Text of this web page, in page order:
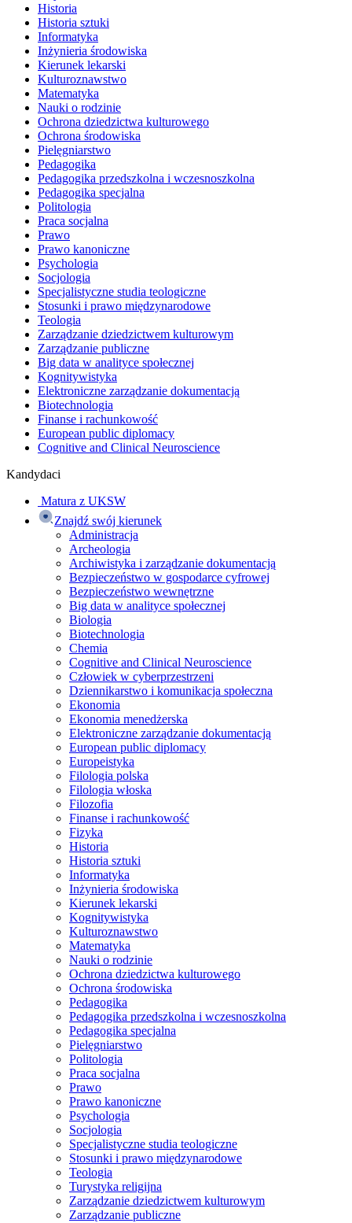
Historia
Historia sztuki
Informatyka
Inżynieria środowiska
Kierunek lekarski
Kulturoznawstwo
Matematyka
Nauki o rodzinie
Ochrona dziedzictwa kulturowego
Ochrona środowiska
Pielęgniarstwo
Pedagogika
Pedagogika przedszkolna i wczesnoszkolna
Pedagogika specjalna
Politologia
Praca socjalna
Prawo
Prawo kanoniczne
Psychologia
Socjologia
Specjalistyczne studia teologiczne
Stosunki i prawo międzynarodowe
Teologia
Zarządzanie dziedzictwem kulturowym
Zarządzanie publiczne
Big data w analityce społecznej
Kognitywistyka
Elektroniczne zarządzanie dokumentacją
Biotechnologia
Finanse i rachunkowość
European public diplomacy
Cognitive and Clinical Neuroscience
Kandydaci
Matura z UKSW
Znajdź swój kierunek
Administracja
Archeologia
Archiwistyka i zarządzanie dokumentacją
Bezpieczeństwo w gospodarce cyfrowej
Bezpieczeństwo wewnętrzne
Big data w analityce społecznej
Biologia
Biotechnologia
Chemia
Cognitive and Clinical Neuroscience
Człowiek w cyberprzestrzeni
Dziennikarstwo i komunikacja społeczna
Ekonomia
Ekonomia menedżerska
Elektroniczne zarządzanie dokumentacją
European public diplomacy
Europeistyka
Filologia polska
Filologia włoska
Filozofia
Finanse i rachunkowość
Fizyka
Historia
Historia sztuki
Informatyka
Inżynieria środowiska
Kierunek lekarski
Kognitywistyka
Kulturoznawstwo
Matematyka
Nauki o rodzinie
Ochrona dziedzictwa kulturowego
Ochrona środowiska
Pedagogika
Pedagogika przedszkolna i wczesnoszkolna
Pedagogika specjalna
Pielęgniarstwo
Politologia
Praca socjalna
Prawo
Prawo kanoniczne
Psychologia
Socjologia
Specjalistyczne studia teologiczne
Stosunki i prawo międzynarodowe
Teologia
Turystyka religijna
Zarządzanie dziedzictwem kulturowym
Zarządzanie publiczne